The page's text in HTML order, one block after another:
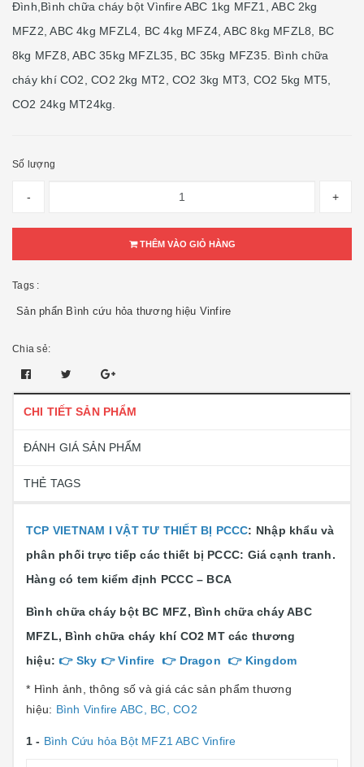
Đình,Bình chữa cháy bột Vìnfire ABC 1kg MFZ1, ABC 2kg
MFZ2, ABC 4kg MFZL4, BC 4kg MFZ4, ABC 8kg MFZL8, BC
8kg MFZ8, ABC 35kg MFZL35, BC 35kg MFZ35. Bình chữa
cháy khí CO2, CO2 2kg MT2, CO2 3kg MT3, CO2 5kg MT5,
CO2 24kg MT24kg.
Số lượng
- +
THÊM VÀO GIỎ HÀNG
Tags :
Sản phẩn Bình cứu hỏa thương hiệu Vinfire
Chia sẻ:
CHI TIẾT SẢN PHẨM
ĐÁNH GIÁ SẢN PHẨM
THẺ TAGS
TCP VIETNAM I VẬT TƯ THIẾT BỊ PCCC: Nhập khẩu và
phân phối trực tiếp các thiết bị PCCC: Giá cạnh tranh.
Hàng có tem kiểm định PCCC – BCA
Bình chữa cháy bột BC MFZ, Bình chữa cháy ABC
MFZL, Bình chữa cháy khí CO2 MT các thương
hiệu:👉 Sky 👉Vinfire 👉 Dragon 👉 Kingdom
* Hình ảnh, thông số và giá các sản phẩm thương
hiệu: Bình Vinfire ABC, BC, CO2
1 - Bình Cứu hỏa Bột MFZ1 ABC Vinfire